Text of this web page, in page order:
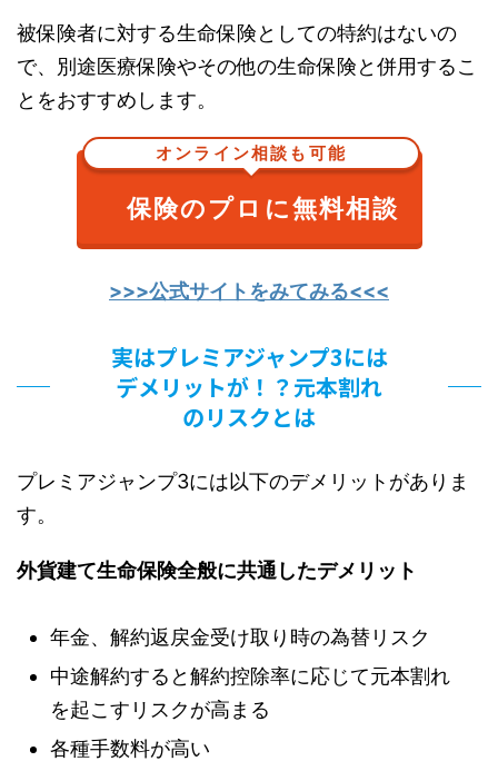
被保険者に対する生命保険としての特約はないの
で、別途医療保険やその他の生命保険と併用するこ
とをおすすめします。
オンライン相談も可能
保険のプロに無料相談
>>>公式サイトをみてみる<<<
実はプレミアジャンプ3には
デメリットが！？元本割れ
のリスクとは
プレミアジャンプ3には以下のデメリットがありま
す。
外貨建て生命保険全般に共通したデメリット
年金、解約返戻金受け取り時の為替リスク
中途解約すると解約控除率に応じて元本割れ
を起こすリスクが高まる
各種手数料が高い